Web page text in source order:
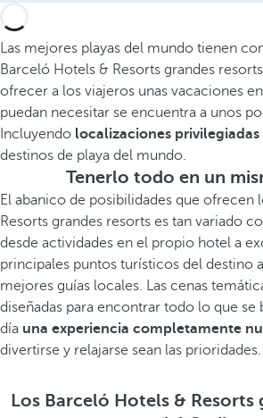
Las mejores playas del mundo tienen
Barceló Hotels & Resorts grandes
ofrecer a los viajeros unas vacaciones
puedan necesitar se encuentra a unos
Incluyendo localizaciones privilegiadas
destinos de playa del mundo.
Tenerlo todo en un
El abanico de posibilidades que ofrecen
Resorts grandes resorts es tan variado
desde actividades en el propio hotel a
principales puntos turísticos del destino
mejores guías locales. Las cenas
diseñadas para encontrar todo lo que se
día una experiencia completamente
divertirse y relajarse sean las prioridades.
Los Barceló Hotels & Resorts